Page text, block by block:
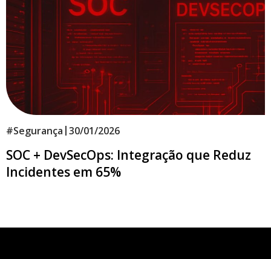
#Segurança |30/01/2026
SOC + DevSecOps: Integração que Reduz
Incidentes em 65%